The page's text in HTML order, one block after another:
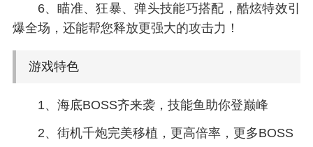
6、瞄准、狂暴、弹头技能巧搭配，酷炫特效引
爆全场，还能帮您释放更强大的攻击力！
游戏特色
1、海底BOSS齐来袭，技能鱼助你登巅峰
2、街机千炮完美移植，更高倍率，更多BOSS